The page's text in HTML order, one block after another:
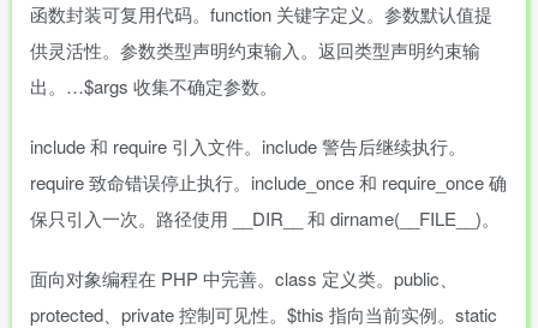
函数封装可复用代码。function 关键字定义。参数默认值提
供灵活性。参数类型声明约束输入。返回类型声明约束输
出。…$args 收集不确定参数。
include 和 require 引入文件。include 警告后继续执行。
require 致命错误停止执行。include_once 和 require_once 确
保只引入一次。路径使用 __DIR__ 和 dirname(__FILE__)。
面向对象编程在 PHP 中完善。class 定义类。public、
protected、private 控制可见性。$this 指向当前实例。static